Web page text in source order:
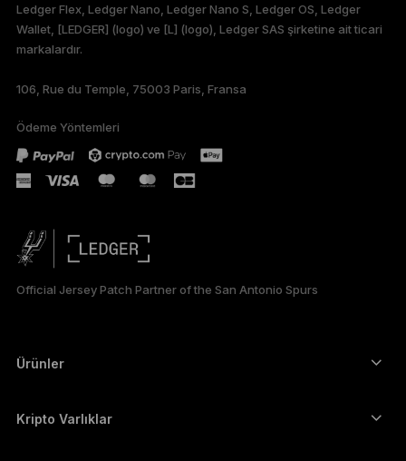
FRANÇAIS
DEUTSCH
PORTUGUÊS
ESPAÑOL
РУССКИЙ
日本語
Ledger Flex, Ledger Nano, Ledger Nano S, Ledger OS, Ledger
Wallet, [LEDGER] (logo) ve [L] (logo), Ledger SAS şirketine ait ticari
markalardır.
106, Rue du Temple, 75003 Paris, Fransa
Ödeme Yöntemleri
Official Jersey Patch Partner of the San Antonio Spurs
Ürünler
Donanım Cüzdan
Kripto Varlıklar